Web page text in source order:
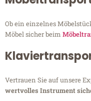
Ob ein einzelnes
Möbel sicher beim
Vertrauen Sie auf unsere
wertvolles Instrument